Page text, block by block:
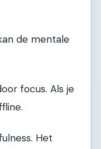
de mentale
focus. Als je
Het